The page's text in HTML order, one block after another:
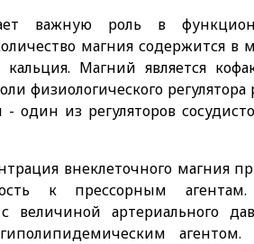
важную роль в
магния содержится в
кальция. Магний является
физиологического
один из регуляторов
внеклеточного магния
к прессорным
величиной артериального
агентом.